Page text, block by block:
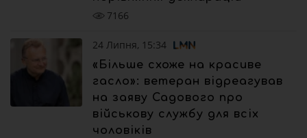
7166
24 Липня, 15:34
«Більше схоже на красиве
гасло»: ветеран відреагував
на заяву Садового про
військову службу для всіх
чоловіків